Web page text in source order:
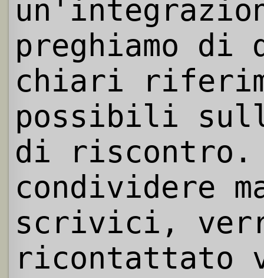
preghiamo
chiari
possibili
di riscontro.
condividere
scrivici,
ricontattato